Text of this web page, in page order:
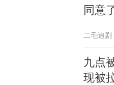
同意
二毛追剧
九点
现被